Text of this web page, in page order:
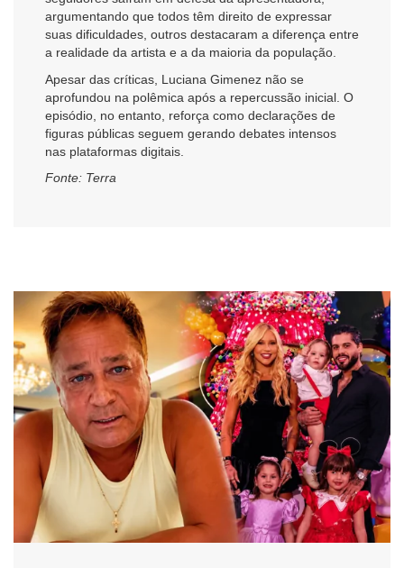
argumentando que todos têm direito de expressar
suas dificuldades, outros destacaram a diferença entre
a realidade da artista e a da maioria da população.
Apesar das críticas, Luciana Gimenez não se
aprofundou na polêmica após a repercussão inicial. O
episódio, no entanto, reforça como declarações de
figuras públicas seguem gerando debates intensos
nas plataformas digitais.
Fonte: Terra